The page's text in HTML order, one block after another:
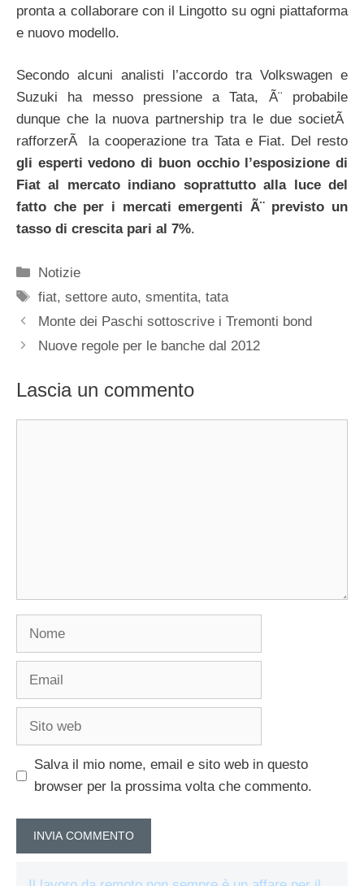
pronta a collaborare con il Lingotto su ogni piattaforma
e nuovo modello.
Secondo alcuni analisti l’accordo tra Volkswagen e
Suzuki ha messo pressione a Tata, Ã¨ probabile
dunque che la nuova partnership tra le due societÃ
rafforzerÃ la cooperazione tra Tata e Fiat. Del resto
gli esperti vedono di buon occhio l’esposizione di
Fiat al mercato indiano soprattutto alla luce del
fatto che per i mercati emergenti Ã¨ previsto un
tasso di crescita pari al 7%.
Categorie
Notizie
Tag
fiat,settore auto,smentita,tata
Monte dei Paschi sottoscrive i Tremonti bond
Nuove regole per le banche dal 2012
Lascia un commento
Nome
Email
Sito
Salva il mio nome, email e sito web in questo
browser per la prossima volta che commento.